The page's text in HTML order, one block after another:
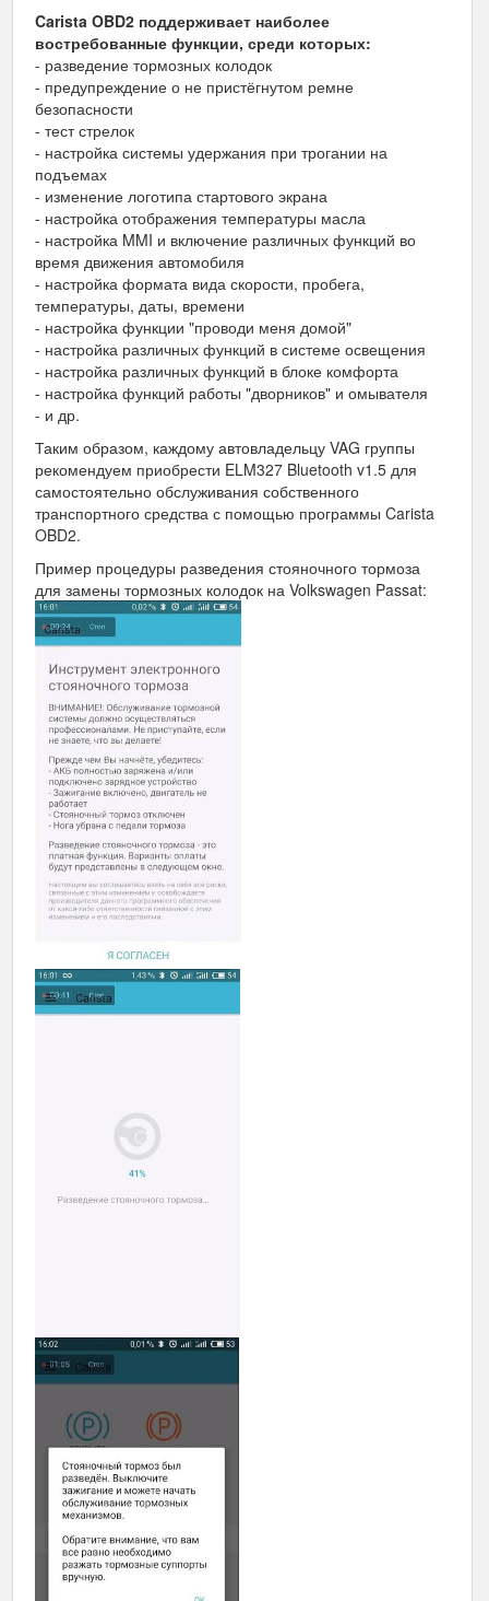
Carista OBD2 поддерживает наиболее
востребованные функции, среди которых:
- разведение тормозных колодок
- предупреждение о не пристёгнутом ремне
безопасности
- тест стрелок
- настройка системы удержания при трогании на
подъемах
- изменение логотипа стартового экрана
- настройка отображения температуры масла
- настройка MMI и включение различных функций во
время движения автомобиля
- настройка формата вида скорости, пробега,
температуры, даты, времени
- настройка функции "проводи меня домой"
- настройка различных функций в системе освещения
- настройка различных функций в блоке комфорта
- настройка функций работы "дворников" и омывателя
- и др.
Таким образом, каждому автовладельцу VAG группы
рекомендуем приобрести ELM327 Bluetooth v1.5 для
самостоятельно обслуживания собственного
транспортного средства с помощью программы Carista
OBD2.
Пример процедуры разведения стояночного тормоза
для замены тормозных колодок на Volkswagen Passat: